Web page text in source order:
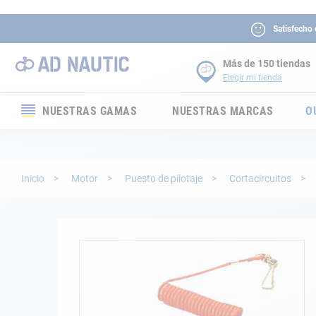
Satisfecho
Más de 150 tiendas
Elegir mi tienda
NUESTRAS GAMAS
Electricidad
NUESTRAS MARCAS
Inicio Motor Puesto de pilotaje Cortacircuitos